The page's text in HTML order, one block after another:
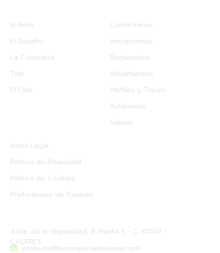
El Reto
El Desafío
La Conquista
Trail
El Club
Contactanos
Inscripciones
Reglamento
Alojamientos
Perfiles y Tracks
Rutómetro
Galería
Aviso Legal
Política de Privacidad
Política de Cookies
Preferencias de Cookies
Avda. de la Hispanidad, 8 Planta 3 - C 10002 -
CÁCERES
contacto@laconquistadelavera.com